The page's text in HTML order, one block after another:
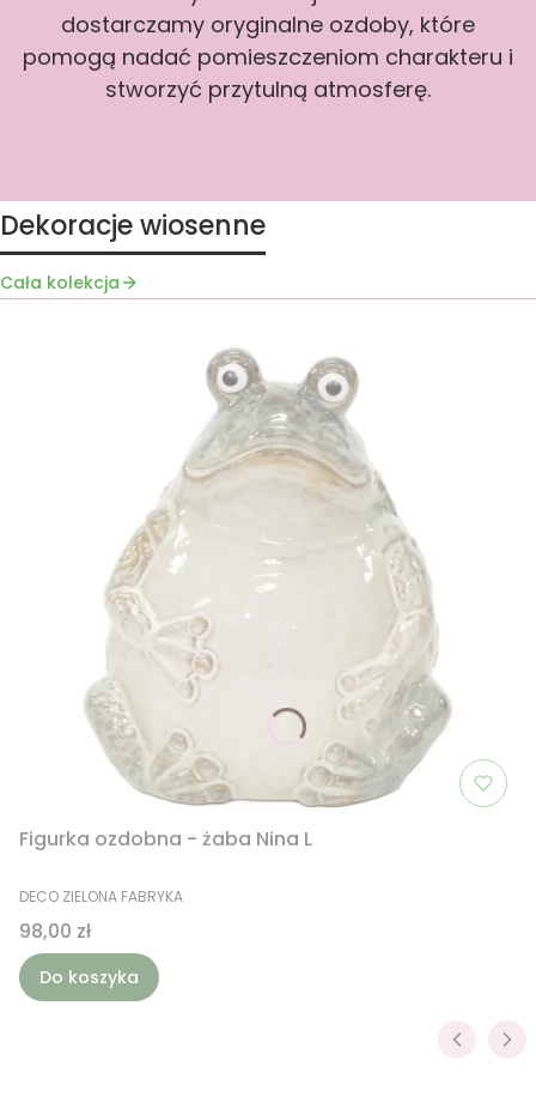
dostarczamy oryginalne ozdoby, które
pomogą nadać pomieszczeniom charakteru i
stworzyć przytulną atmosferę.
Dekoracje wiosenne
Cała kolekcja
Figurka ozdobna - żaba Nina L
PRODUCENT
DECO ZIELONA FABRYKA
Cena
98,00 zł
Do koszyka